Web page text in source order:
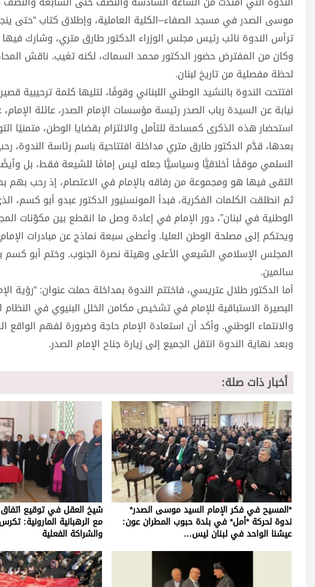
موسى الصدر في مسجد الصفاء–الكلية العاملية، وإطلاق كتاب “حتى
ترأس الندوة نائب رئيس مجلس الوزراء الدكتور طارق متري، وشارك
وكان من المفترض حضور الدكتور محمد السماك، لكنه تغيب. ناقش
لحظة مفصلية من تاريخ لبنان.
افتتحت الندوة بالنشيد الوطني اللبناني وقوفًا، لتليها كلمة ترحيبية
نيابة عن السيدة رباب الصدر رئيسة مؤسسات الإمام الصدر، عائلة
استحضار هذه الذكرى كمساحة للتأمل والالتزام بقضايا الوطن، متمنيًا
بعدها، قدَّم الدكتور طارق متري مداخلة افتتاحية باسم رئاسة الندوة،
السلمي موقفًا أخلاقيًّا وسياسيًّا جعله ليس إمامًا للشيعة فقط، بل
التقى فيها هو ومجموعة من رفاقه بالإمام في الاعتصام، إذ رحب
ثم انطلقت الكلمات الفكرية، فبدأ المونسنيور الدكتور عبدو أبو كسم،
الوطنية في لبنان”، دور الإمام في إعادة وصل ما انقطع بين مكوّنات
ويحتكم إلى مصلحة الوطن العليا. وأعطى سبعة نماذج عن مبادرات
المجلس الإسلامي الشيعي الأعلى وهيئة نصرة الجنوب. وختم أبو كسم
سالمين.
أما الدكتور طلال عتريسي، فاختتم الندوة بمداخلة حملت عنوان: “رؤية
البصيرة الاستباقية للإمام في تشخيص مكامن الخلل البنيوي في النظام
والانتماء الوطني. وأكد أن استعادة الإمام حاجة وضرورة لفهم الواقع
وبعد نهاية الندوة انتقل الجميع إلى زيارة جناح الإمام الصدر.
أخبار ذات صلة:
*المسيح في فكر الإمام السيد موسى الصدر*
ندوة لحركة *أمل* في بلدة حبوب المطران عون:
عيشنا الواحد في لبنان ليس…
شيخ العقل في توقيع اتفاق
مع الرهبانية المارونية:
والشراكة الفعلية